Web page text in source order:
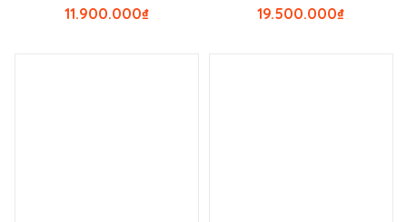
₫
11.900.000 ₫
19.500.000